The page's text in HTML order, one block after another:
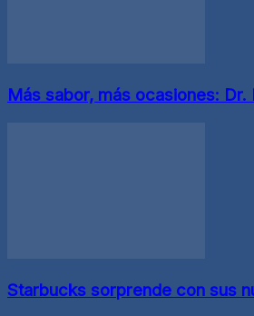
Más sabor, más ocasiones:
Starbucks sorprende con sus